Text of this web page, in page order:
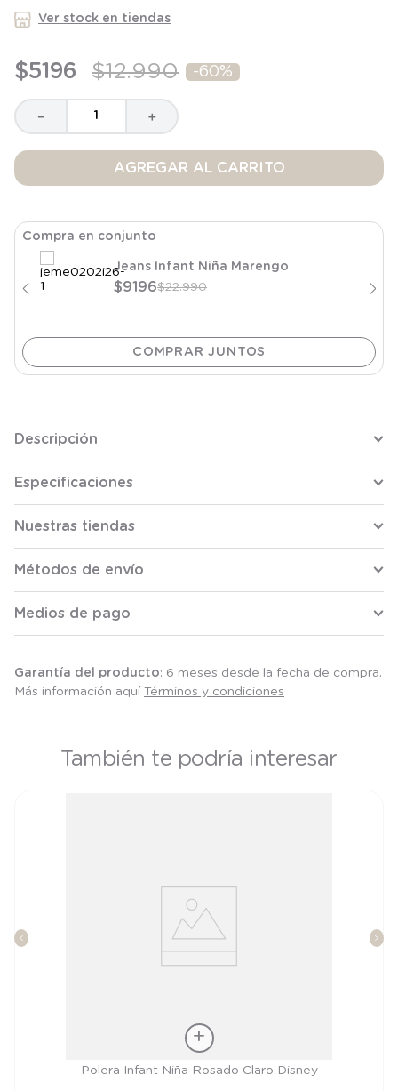
Ver stock en tiendas
$5196 $12.990 -60%
＋
－
AGREGAR AL CARRITO
Compra en conjunto
Jeans Infant Niña Marengo
$9196$22.990
Descripción
Especificaciones
Nuestras tiendas
Métodos de envío
Medios de pago
Garantía del producto: 6 meses desde la fecha de compra.
Más información aquí Términos y condiciones
También te podría interesar
Polera Infant Niña Rosado Claro Disney